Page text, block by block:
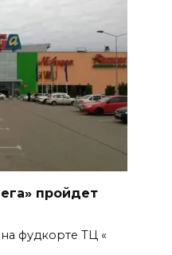
пройдет
на фудкорте ТЦ «